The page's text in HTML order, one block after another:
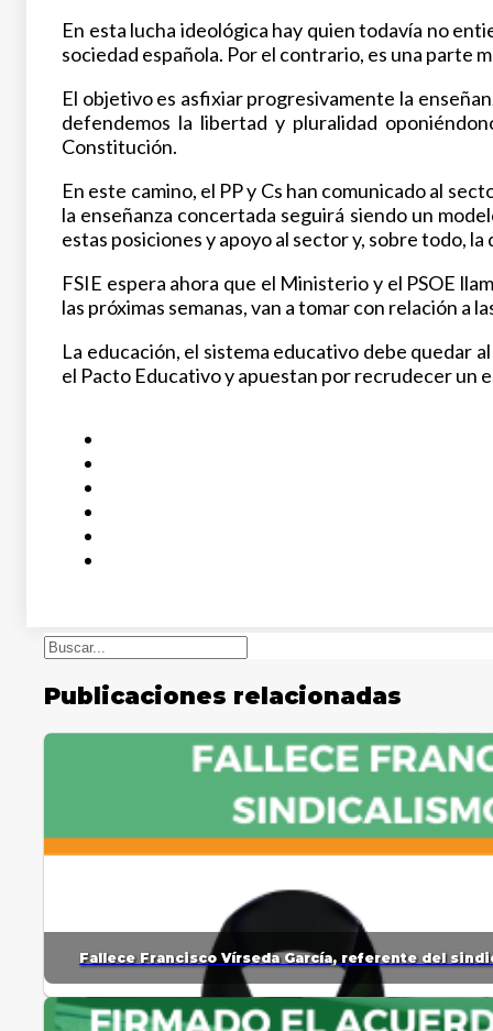
En esta lucha ideológica hay quien todavía no
sociedad española. Por el contrario, es una parte
El objetivo es asfixiar progresivamente la
defendemos la libertad y pluralidad
Constitución.
En este camino, el PP y Cs han comunicado al
la enseñanza concertada seguirá siendo un
estas posiciones y apoyo al sector y, sobre todo,
FSIE espera ahora que el Ministerio y el PSOE
las próximas semanas, van a tomar con relación a
La educación, el sistema educativo debe quedar
el Pacto Educativo y apuestan por recrudecer un
Buscar
Publicaciones relacionadas
Fallece Francisco Vírseda García, referente del